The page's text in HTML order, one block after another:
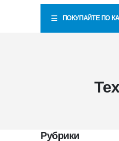
ПОКУПАЙТЕ ПО
Рубрики